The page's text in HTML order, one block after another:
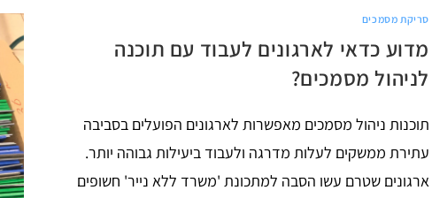
סריקת מסמכים
מדוע כדאי לארגונים לעבוד עם תוכנה
לניהול מסמכים?
תוכנות ניהול מסמכים מאפשרות לארגונים הפועלים בסביבה
עתירת ממשקים לעלות מדרגה ולעבוד ביעילות גבוהה יותר.
ארגונים שטרם עשו הסבה למתכונת 'משרד ללא נייר' חשופים